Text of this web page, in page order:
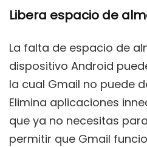
Libera espacio de
La falta de espacio de
dispositivo Android
la cual Gmail no puede
Elimina aplicaciones
que ya no necesitas
permitir que Gmail